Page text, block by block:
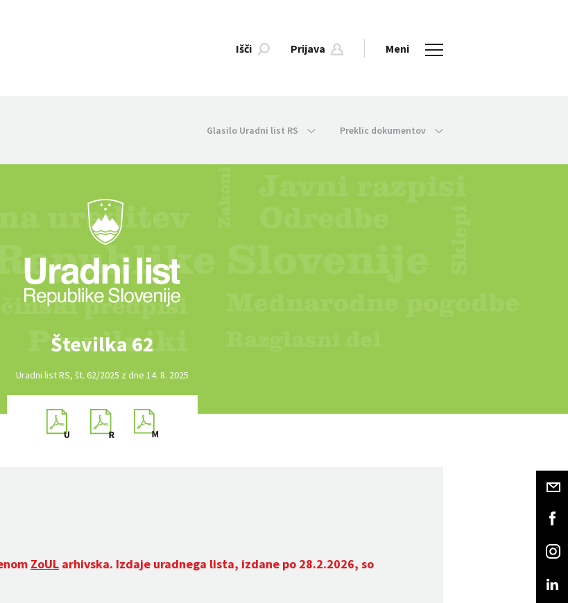
Išči Prijava Meni
Glasilo Uradni list RS Preklic dokumentov
Številka 62
Uradni list RS, št. 62/2025 z dne 14. 8. 2025
ZoUL arhivska. Izdaje uradnega lista, izdane po 28.2.2026, so